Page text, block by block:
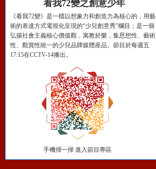
看我72變之創意少年
《看我72變》是一檔以想象力和創造力為核心的，用藝
術的表達方式電視化呈現的“少兒創意秀”欄目；是一個
弘揚社會主義核心價值觀，寓教於樂，集思想性、藝術
性、觀賞性統一的少兒品牌媒體産品。節目於每週五
17:15在CCTV-14播出。
手機掃一掃 進入節目專區